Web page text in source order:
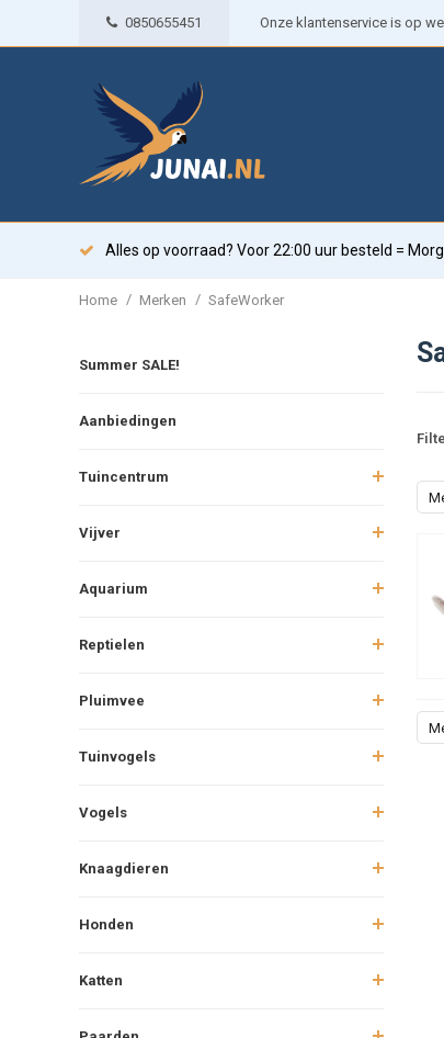
0850655451 Onze klantenservice is op
Alles op voorraad? Voor 22:00 uur besteld =
Home / Merken / SafeWorker
Summer SALE!
Aanbiedingen
Tuincentrum
Vijver
Aquarium
Reptielen
Pluimvee
Tuinvogels
Vogels
Knaagdieren
Honden
Katten